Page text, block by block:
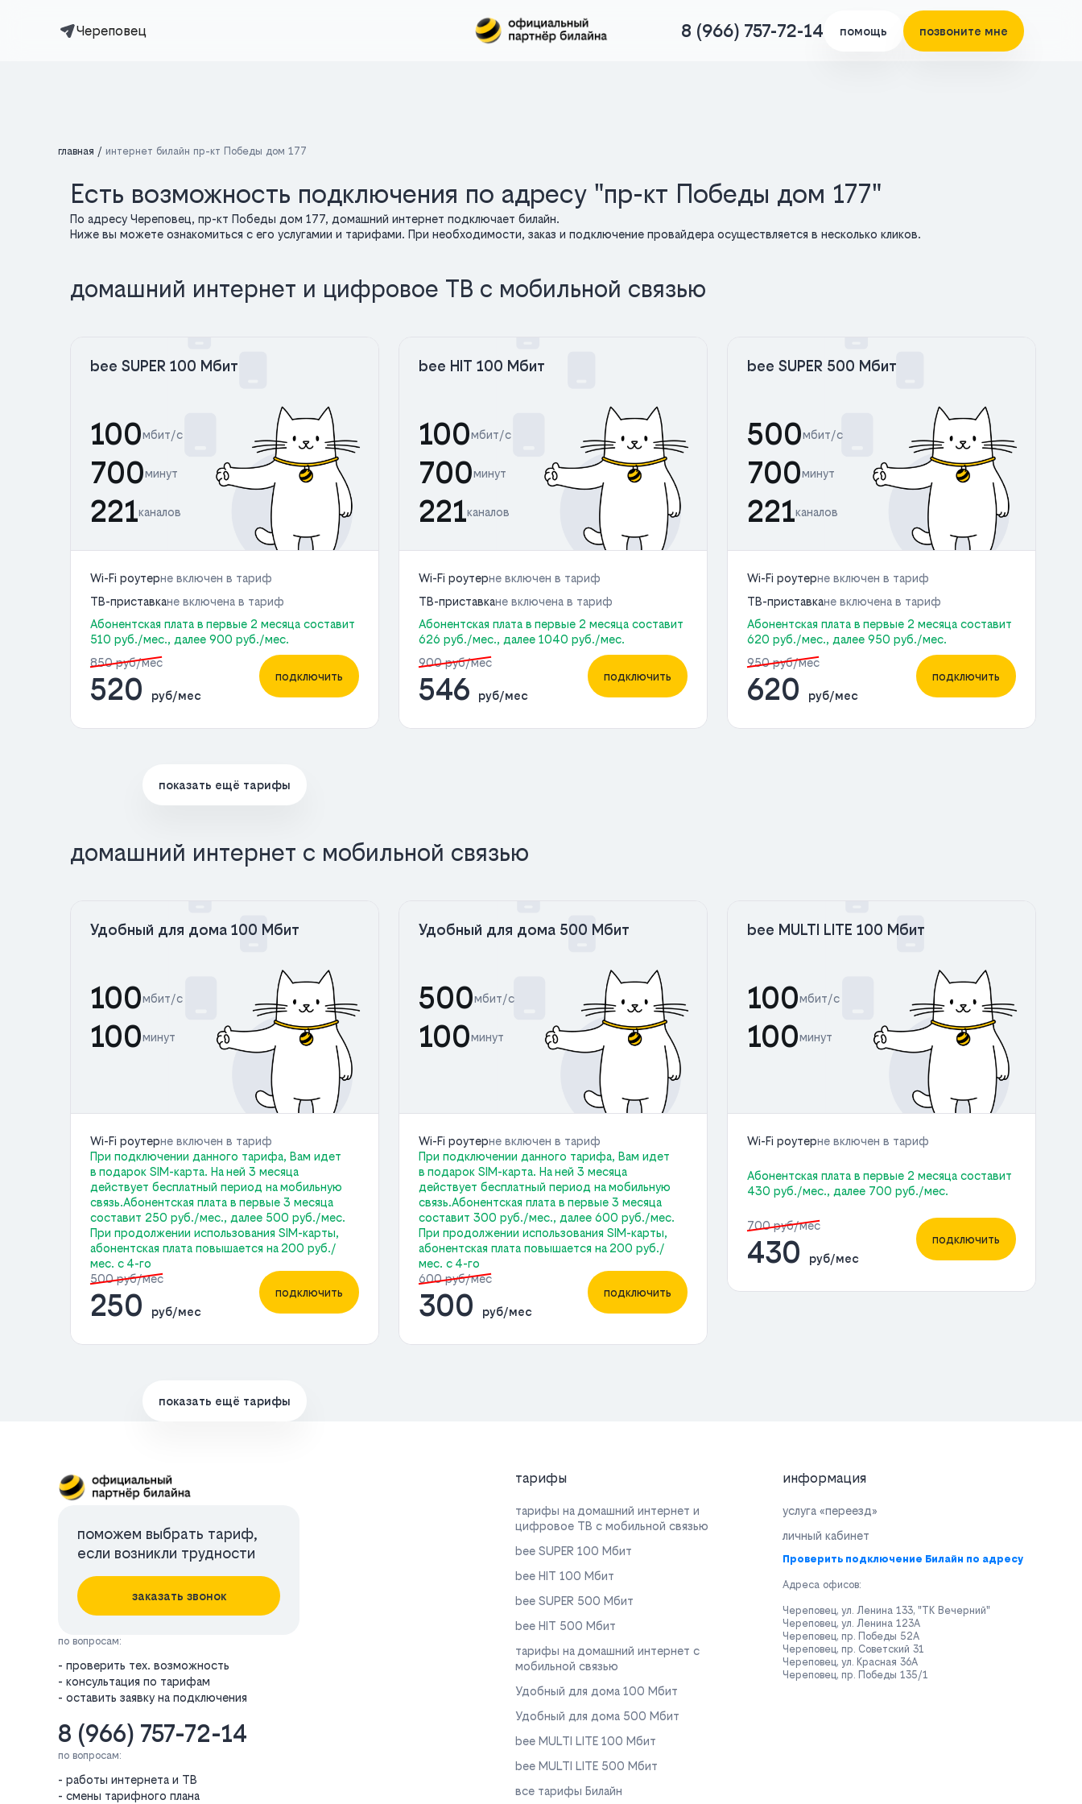
Череповец 8 (966) 757-72-14 помощь позвоните мне
главная интернет билайн пр-кт Победы дом 177
Есть возможность подключения по адресу "пр-кт Победы дом 177"
По адресу Череповец, пр-кт Победы дом 177, домашний интернет подключает билайн.
Ниже вы можете ознакомиться с его услугамии и тарифами. При необходимости, заказ и подключение провайдера осуществляется в несколько кликов.
домашний интернет и цифровое ТВ с мобильной связью
bee SUPER 100 Мбит
100мбит/с
700минут
221каналов
Wi-Fi роутерне включен в тариф
ТВ-приставкане включена в тариф
Абонентская плата в первые 2 месяца составит
510 руб./мес., далее 900 руб./мес.
850 руб/мес
520 руб/мес
подключить
bee HIT 100 Мбит
100мбит/с
700минут
221каналов
Wi-Fi роутерне включен в тариф
ТВ-приставкане включена в тариф
Абонентская плата в первые 2 месяца составит
626 руб./мес., далее 1040 руб./мес.
900 руб/мес
546 руб/мес
подключить
bee SUPER 500 Мбит
500мбит/с
700минут
221каналов
Wi-Fi роутерне включен в тариф
ТВ-приставкане включена в тариф
Абонентская плата в первые 2 месяца составит
620 руб./мес., далее 950 руб./мес.
950 руб/мес
620 руб/мес
подключить
показать ещё тарифы
домашний интернет с мобильной связью
Удобный для дома 100 Мбит
100мбит/с
100минут
Wi-Fi роутерне включен в тариф
При подключении данного тарифа, Вам идет
в подарок SIM-карта. На ней 3 месяца
действует бесплатный период на мобильную
связь.Абонентская плата в первые 3 месяца
составит 250 руб./мес., далее 500 руб./мес.
При продолжении использования SIM-карты,
абонентская плата повышается на 200 руб./
мес. с 4-го
500 руб/мес
250 руб/мес
подключить
Удобный для дома 500 Мбит
500мбит/с
100минут
Wi-Fi роутерне включен в тариф
При подключении данного тарифа, Вам идет
в подарок SIM-карта. На ней 3 месяца
действует бесплатный период на мобильную
связь.Абонентская плата в первые 3 месяца
составит 300 руб./мес., далее 600 руб./мес.
При продолжении использования SIM-карты,
абонентская плата повышается на 200 руб./
мес. с 4-го
600 руб/мес
300 руб/мес
подключить
bee MULTI LITE 100 Мбит
100мбит/с
100минут
Wi-Fi роутерне включен в тариф
Абонентская плата в первые 2 месяца составит
430 руб./мес., далее 700 руб./мес.
700 руб/мес
430 руб/мес
подключить
показать ещё тарифы
поможем выбрать тариф,
если возникли трудности
заказать звонок
по вопросам:
- проверить тех. возможность
- консультация по тарифам
- оставить заявку на подключения
8 (966) 757-72-14
по вопросам:
- работы интернета и ТВ
- смены тарифного плана
тарифы
тарифы на домашний интернет и
цифровое ТВ с мобильной связью
bee SUPER 100 Мбит
bee HIT 100 Мбит
bee SUPER 500 Мбит
bee HIT 500 Мбит
тарифы на домашний интернет с
мобильной связью
Удобный для дома 100 Мбит
Удобный для дома 500 Мбит
bee MULTI LITE 100 Мбит
bee MULTI LITE 500 Мбит
все тарифы Билайн
информация
услуга «переезд»
личный кабинет
Проверить подключение Билайн по адресу
Адреса офисов:
Череповец, ул. Ленина 133, "ТК Вечерний"
Череповец, ул. Ленина 123А
Череповец, пр. Победы 52А
Череповец, пр. Советский 31
Череповец, ул. Красная 36А
Череповец, пр. Победы 135/1